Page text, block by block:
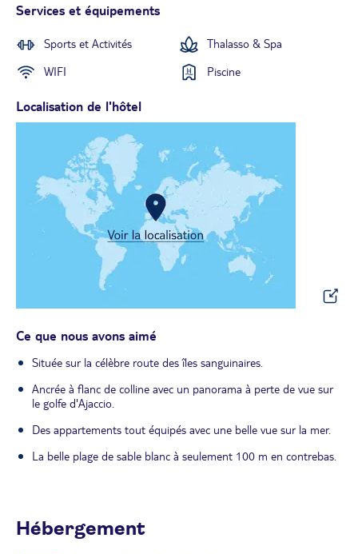
Services et équipements
Sports et Activités
Thalasso & Spa
WIFI
Piscine
Localisation de l'hôtel
Ce que nous avons aimé
Située sur la célèbre route des îles sanguinaires.
Ancrée à flanc de colline avec un panorama à perte de vue sur
le golfe d'Ajaccio.
Des appartements tout équipés avec une belle vue sur la mer.
La belle plage de sable blanc à seulement 100 m en contrebas.
Hébergement